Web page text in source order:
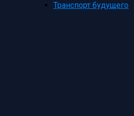
Транспорт будущего